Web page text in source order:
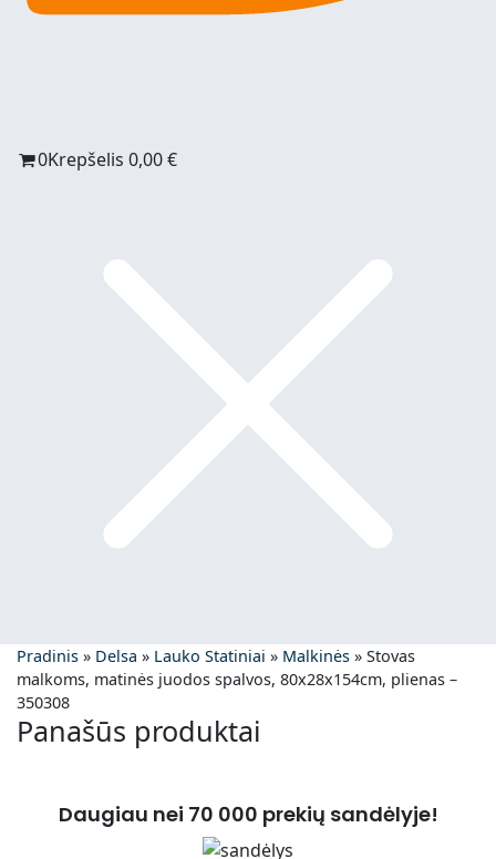
0Krepšelis0,00€
Pradinis » Delsa » Lauko Statiniai » Malkinės » Stovas
malkoms, matinės juodos spalvos, 80x28x154cm, plienas –
350308
Panašūs produktai
Daugiau nei 70 000 prekių sandėlyje!